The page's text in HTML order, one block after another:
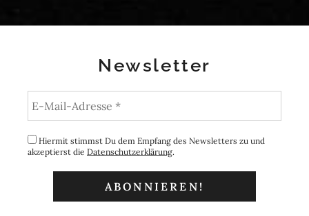
Newsletter
Hiermit stimmst Du dem Empfang des Newsletters zu und
akzeptierst die Datenschutzerklärung.